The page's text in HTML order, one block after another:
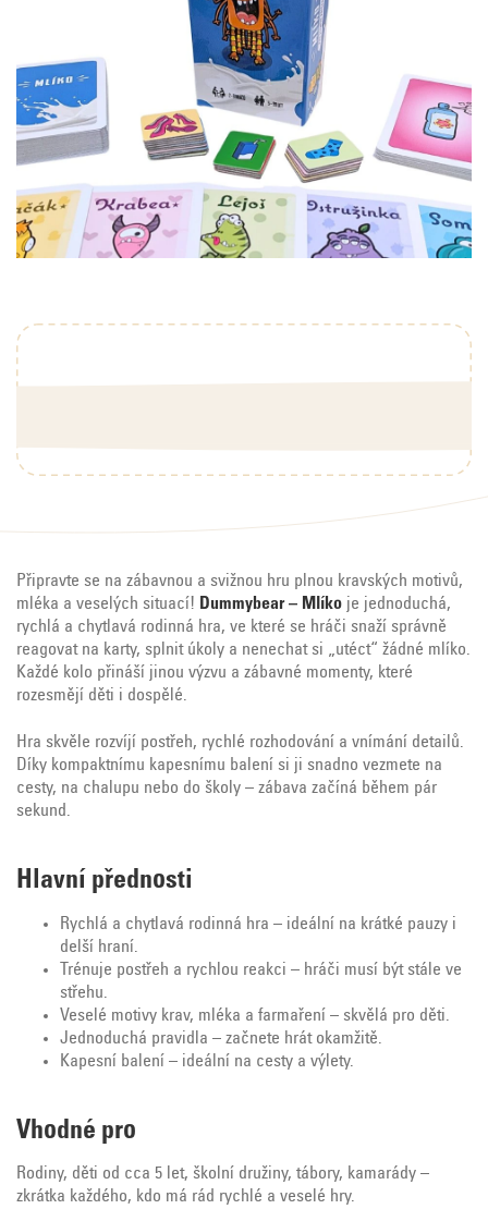
Připravte se na zábavnou a svižnou hru plnou kravských motivů,
mléka a veselých situací! Dummybear – Mlíko je jednoduchá,
rychlá a chytlavá rodinná hra, ve které se hráči snaží správně
reagovat na karty, splnit úkoly a nenechat si „utéct“ žádné mlíko.
Každé kolo přináší jinou výzvu a zábavné momenty, které
rozesmějí děti i dospělé.
Hra skvěle rozvíjí postřeh, rychlé rozhodování a vnímání detailů.
Díky kompaktnímu kapesnímu balení si ji snadno vezmete na
cesty, na chalupu nebo do školy – zábava začíná během pár
sekund.
Hlavní přednosti
Rychlá a chytlavá rodinná hra – ideální na krátké pauzy i
delší hraní.
Trénuje postřeh a rychlou reakci – hráči musí být stále ve
střehu.
Veselé motivy krav, mléka a farmaření – skvělá pro děti.
Jednoduchá pravidla – začnete hrát okamžitě.
Kapesní balení – ideální na cesty a výlety.
Vhodné pro
Rodiny, děti od cca 5 let, školní družiny, tábory, kamarády –
zkrátka každého, kdo má rád rychlé a veselé hry.